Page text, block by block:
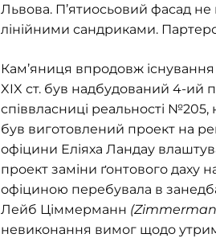
Львова. П’ятиосьовий фасад
лінійними сандриками.
Кам’яниця впродовж існування
XIX ст. був надбудований 4-ий
співвласниці реальності №205,
був виготовлений проект на
офіцини Еліяха Ландау
проект заміни ґонтового даху
офіциною перебувала в
Лейб Ціммерманн
невиконання вимог щодо